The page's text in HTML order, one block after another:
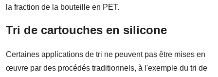
la fraction de la bouteille en PET.
Tri de cartouches en silicone
Certaines applications de tri ne peuvent pas être mises en
œuvre par des procédés traditionnels, à l'exemple du tri de